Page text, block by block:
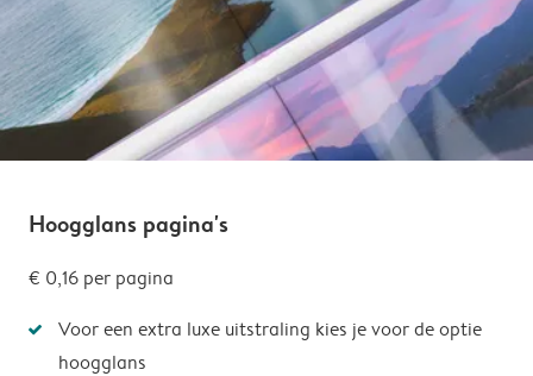
Hoogglans pagina's
€ 0,16 per pagina
Voor een extra luxe uitstraling kies je voor de optie
hoogglans